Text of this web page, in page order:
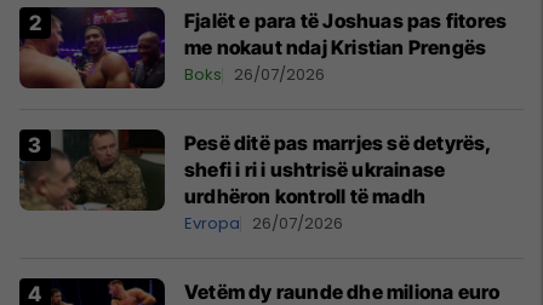
Fjalët e para të Joshuas pas fitores
me nokaut ndaj Kristian Prengës
Boks 26/07/2026
Pesë ditë pas marrjes së detyrës,
shefi i ri i ushtrisë ukrainase
urdhëron kontroll të madh
Evropa 26/07/2026
Vetëm dy raunde dhe miliona euro